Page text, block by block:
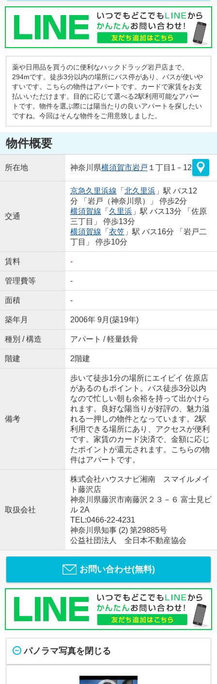
薬や日用品を買うのに便利なハックドラッグ岩戸店まで、
294mです。徒歩3分以内の場所にバス停があり、バスが使いや
すいです。こちらの物件はアパートです。カードで家賃をお支
払いいただけます。目的に応じて選べる2駅利用可能なアパー
トです。物件を選ぶ際には陽当たりの良いアパートを探したい
ですね。今回はそんな物件をご用意致しました。
物件概要
所在地 神奈川県横須賀市岩戸 １丁目1－12
交通
京急久里浜線 「 北久里浜」駅 バス12
分 「岩戸（神奈川県）」 停歩2分
横須賀線 「 久里浜」駅 バス13分 「佐原
三丁目」 停歩13分
横須賀線 「 衣笠」駅 バス16分 「岩戸二
丁目」 停歩10分
賃料 -
管理費等 -
面積 -
築年月 2006年 9月(築19年)
種別 / 構造 アパート / 軽量鉄骨
階建 2階建
備考
歩いて徒歩1分の場所にエイビイ 佐原店
があるのもポイント。バス徒歩3分以内
なので忙しい朝も余裕を持って出かけら
れます。良好な陽当りが好評の、魅力溢
れる一押しの物件となっています。2駅
利用できる場所にあり、アクセスが便利
です。家賃のカード決済で、金額に応じ
たポイントが還元されます。こちらの物
件はアパートです。
取扱会社
株式会社ハウスナビ湘南 スマイルメイ
ト藤沢店
神奈川県藤沢市南藤沢２３－６ 富士見ビ
ル 2A
TEL:0466-22-4231
神奈川県知事 (2) 第29885号
公益社団法人 全日本不動産協会
お問い合わせ(無料)
パノラマ写真を閉じる